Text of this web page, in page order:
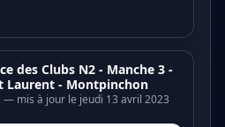
des Clubs N2 - Manche 3 -
Laurent - Montpinchon
— mis à jour le jeudi 13 avril 2023